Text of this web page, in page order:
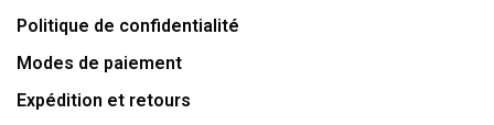
Politique de confidentialité
Modes de paiement
Expédition et retours